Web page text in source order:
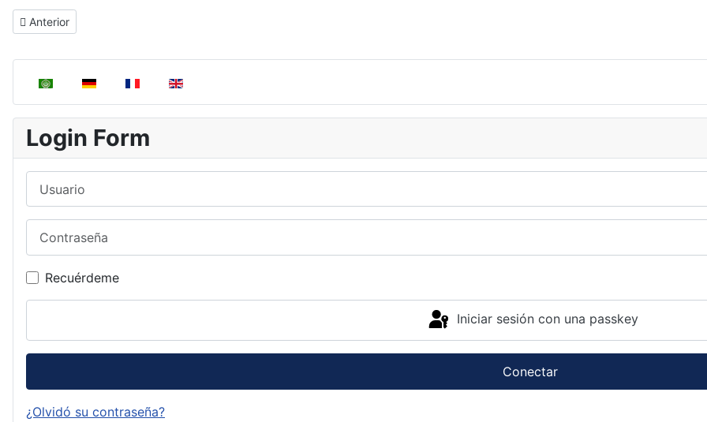
Seleccione su idioma
Login Form
Recuérdeme
Iniciar sesión con una passkey
Conectar
¿Olvidó su contraseña?
Artículo anterior: Primer Principio de la Termodinámica
Anterior